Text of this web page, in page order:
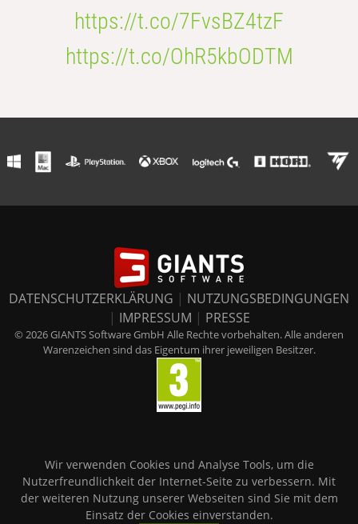
https://t.co/7FvsBZ4tzF
https://t.co/OhR5kbODTM
DATENSCHUTZERKLÄRUNG | NUTZUNGSBEDINGUNGEN
| IMPRESSUM | PRESSE
© 2026 GIANTS Software GmbH Alle Rechte vorbehalten. Alle anderen
Warenzeichen sind das Eigentum ihrer jeweiligen Besitzer.
Wir verwenden Cookies und Analyse Tools, um die
Nutzerfreundlichkeit der Internet-Seite zu verbessern. Mit
der weiteren Nutzung unserer Webseiten sind Sie mit dem
Einsatz der Cookies einverstanden.